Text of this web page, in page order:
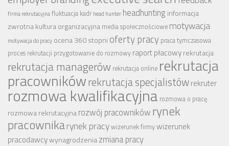
firma rekrutacyjnafluktuacja kadr head hunter headhunting informacja
zwrotnakultura organizacyjna media społecznościowe motywacja
motywacja do pracy ocena 360 stopni oferty pracy praca tymczasowa
proces rekrutacji przygotowanie do rozmowy raport płacowyrekrutacja
rekrutacja managerów rekrutacja online rekrutacja
pracownikówrekrutacja specjalistówrekruter
rozmowa kwalifikacyjna rozmowa o pracę
rozmowa rekrutacyjnarozwój pracowników rynek
pracownikarynek pracywizerunek firmywizerunek
pracodawcywynagrodzeniazmiana pracy